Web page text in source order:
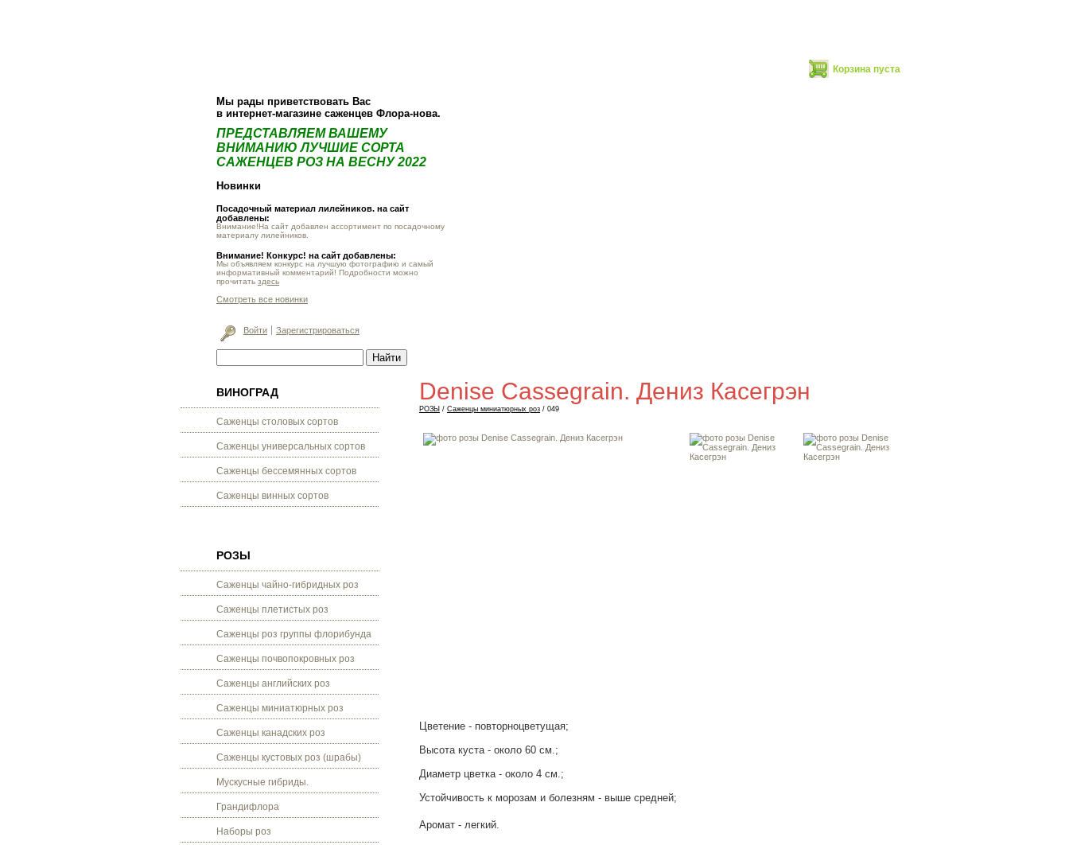
Корзина пуста
Мы рады приветствовать Вас
в интернет-магазине саженцев Флора-нова.
ПРЕДСТАВЛЯЕМ ВАШЕМУ
ВНИМАНИЮ ЛУЧШИЕ СОРТА
САЖЕНЦЕВ РОЗ НА ВЕСНУ 2022
Новинки
Посадочный материал лилейников. на сайт
добавлены:
Внимание!На сайт добавлен ассортимент по посадочному
материалу лилейников.
Внимание! Конкурс! на сайт добавлены:
Мы объявляем конкурс на лучшую фотографию и самый
информативный комментарий! Подробности можно
прочитать здесь
Смотреть все новинки
Войти Зарегистрироваться
ВИНОГРАД
Саженцы столовых сортов
Саженцы универсальных сортов
Саженцы бессемянных сортов
Саженцы винных сортов
РОЗЫ
Саженцы чайно-гибридных роз
Саженцы плетистых роз
Саженцы роз группы флорибунда
Саженцы почвопокровных роз
Саженцы английских роз
Саженцы миниатюрных роз
Саженцы канадских роз
Саженцы кустовых роз (шрабы)
Мускусные гибриды.
Грандифлора
Наборы роз
Denise Cassegrain. Дениз Касегрэн
РОЗЫ / Саженцы миниатюрных роз / 049
Цветение - повторноцветущая;
Высота куста - около 60 см.;
Диаметр цветка - около 4 см.;
Устойчивость к морозам и болезням - выше средней;
Аромат - легкий.